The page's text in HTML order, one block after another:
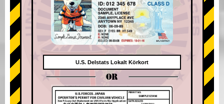
U.S. Delstats Lokalt Körkort
OR